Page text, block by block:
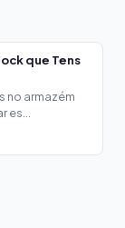
que Tens
no armazém
es...